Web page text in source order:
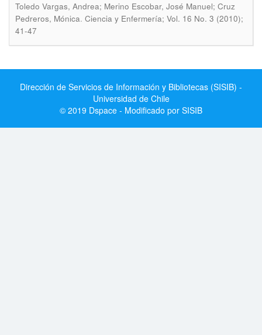
Toledo Vargas, Andrea; Merino Escobar, José Manuel; Cruz
Pedreros, Mónica. Ciencia y Enfermería; Vol. 16 No. 3 (2010);
41-47
Dirección de Servicios de Información y Bibliotecas (SISIB) -
Universidad de Chile
© 2019 Dspace - Modificado por SISIB